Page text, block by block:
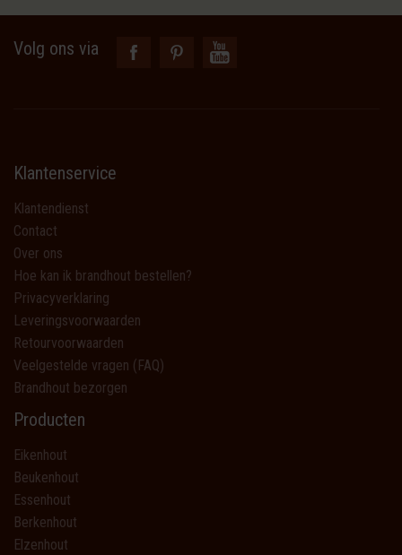
Volg ons via
Klantenservice
Klantendienst
Contact
Over ons
Hoe kan ik brandhout bestellen?
Privacyverklaring
Leveringsvoorwaarden
Retourvoorwaarden
Veelgestelde vragen (FAQ)
Brandhout bezorgen
Producten
Eikenhout
Beukenhout
Essenhout
Berkenhout
Elzenhout